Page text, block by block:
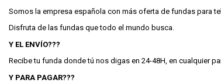
Somos la empresa española con más oferta de fundas para
Disfruta de las fundas que todo el mundo busca.
Y EL ENVÍO???
Recibe tu funda donde tú nos digas en 24-48H, en cualquier
Y PARA PAGAR???